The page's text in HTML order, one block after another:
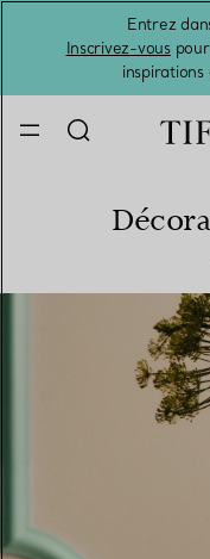
Entrez
Inscrivez-vouspour
inspirations